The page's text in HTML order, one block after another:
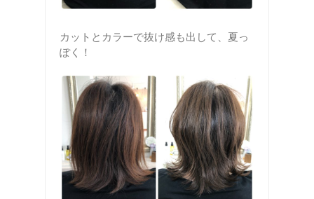
カットとカラーで抜け感も出して、夏っ
ぽく！